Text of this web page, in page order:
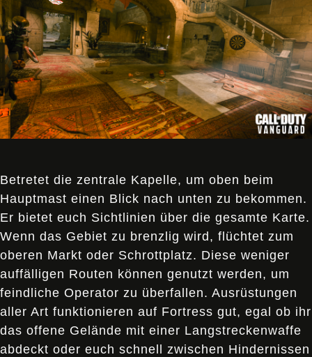
Betretet die zentrale Kapelle, um oben beim
Hauptmast einen Blick nach unten zu bekommen.
Er bietet euch Sichtlinien über die gesamte Karte.
Wenn das Gebiet zu brenzlig wird, flüchtet zum
oberen Markt oder Schrottplatz. Diese weniger
auffälligen Routen können genutzt werden, um
feindliche Operator zu überfallen. Ausrüstungen
aller Art funktionieren auf Fortress gut, egal ob ihr
das offene Gelände mit einer Langstreckenwaffe
abdeckt oder euch schnell zwischen Hindernissen